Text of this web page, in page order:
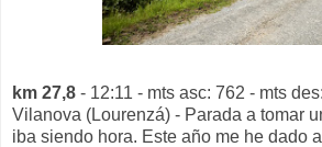
km 27,8 - 12:11 - mts asc: 762 - mts
Vilanova (Lourenzá) - Parada a tomar
iba siendo hora. Este año me he dado